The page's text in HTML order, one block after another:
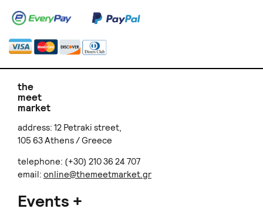
the
meet
market
address: 12 Petraki street,
105 63 Athens / Greece
telephone: (+30) 210 36 24 707
email: online@themeetmarket.gr
Events